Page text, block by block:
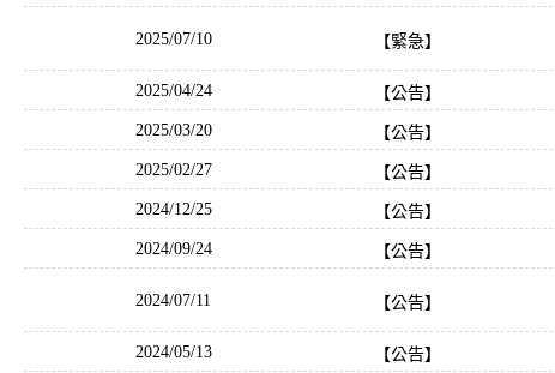
2025/07/10 【緊急】
2025/04/24 【公告】
2025/03/20 【公告】
2025/02/27 【公告】
2024/12/25 【公告】
2024/09/24 【公告】
2024/07/11 【公告】
2024/05/13 【公告】